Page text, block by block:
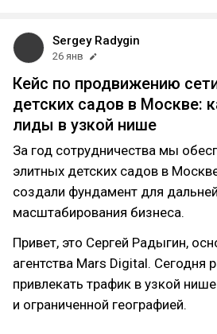
Sergey Radygin
26 янв
Кейс по продвижению
детских садов в Москве:
лиды в узкой нише
За год сотрудничества мы
элитных детских садов в
создали фундамент для
масштабирования бизнеса.
Привет, это Сергей Радыгин,
агентства Mars Digital. Сегодня
привлекать трафик в узкой
и ограниченной географией.